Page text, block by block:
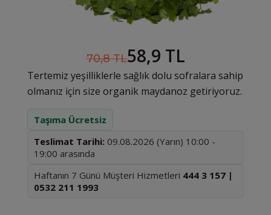
70,8 TL58,9 TL
Tertemiz yeşilliklerle sağlık dolu sofralara sahip
olmanız için size organik maydanoz getiriyoruz.
Taşıma Ücretsiz
Teslimat Tarihi: 09.08.2026 (Yarın) 10:00 -
19:00 arasında
Haftanın 7 Günü Müşteri Hizmetleri 444 3 157 |
0532 211 1993